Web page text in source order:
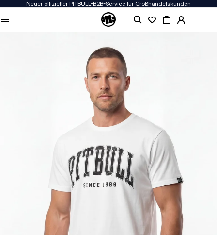
Neuer offizieller PITBULL-B2B-Service für Großhandelskunden